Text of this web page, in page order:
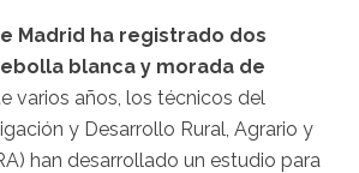
Madrid ha registrado dos
blanca y morada de
varios años, los técnicos del
y Desarrollo Rural, Agrario y
han desarrollado un estudio para